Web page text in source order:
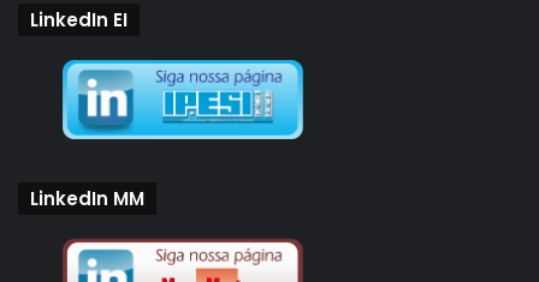
LinkedIn EI
LinkedIn MM